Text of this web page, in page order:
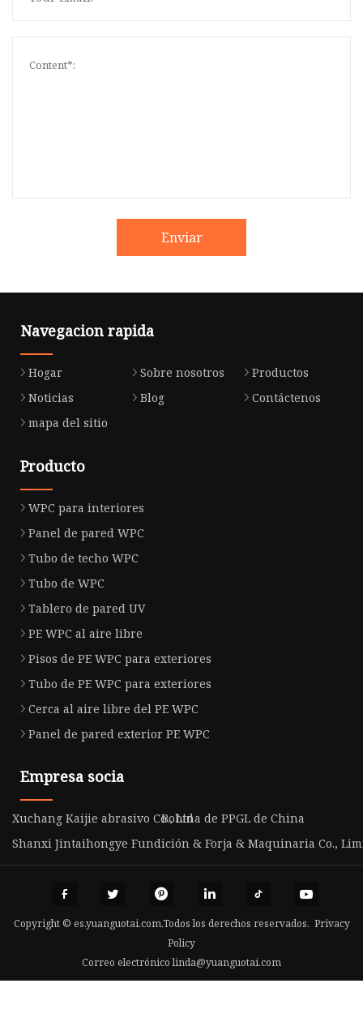
Enviar
Navegacion rapida
Hogar Sobre nosotros
Productos
Noticias
Blog
Contáctenos
mapa del sitio
Producto
WPC para interiores
Panel de pared WPC
Tubo de techo WPC
Tubo de WPC
Tablero de pared UV
PE WPC al aire libre
Pisos de PE WPC para exteriores
Tubo de PE WPC para exteriores
Cerca al aire libre del PE WPC
Panel de pared exterior PE WPC
Empresa socia
Xuchang Kaijie abrasivo Co., LtdBobina de PPGL de China
Shanxi Jintaihongye Fundición & Forja & Maquinaria Co.,
Copyright © es.yuanguotai.com,Todos los derechos reservados. Privacy
Policy
Correo electrónicolinda@yuanguotai.com